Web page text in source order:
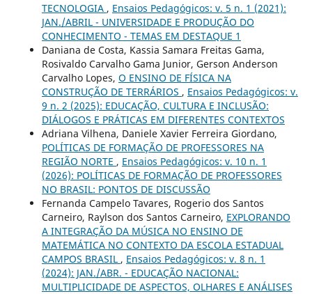
TECNOLOGIA , Ensaios Pedagógicos: v. 5 n. 1 (2021):
JAN./ABRIL - UNIVERSIDADE E PRODUÇÃO DO
CONHECIMENTO - TEMAS EM DESTAQUE 1
Daniana de Costa, Kassia Samara Freitas Gama,
Rosivaldo Carvalho Gama Junior, Gerson Anderson
Carvalho Lopes, O ENSINO DE FÍSICA NA
CONSTRUÇÃO DE TERRÁRIOS , Ensaios Pedagógicos: v.
9 n. 2 (2025): EDUCAÇÃO, CULTURA E INCLUSÃO:
DIÁLOGOS E PRÁTICAS EM DIFERENTES CONTEXTOS
Adriana Vilhena, Daniele Xavier Ferreira Giordano,
POLÍTICAS DE FORMAÇÃO DE PROFESSORES NA
REGIÃO NORTE , Ensaios Pedagógicos: v. 10 n. 1
(2026): POLÍTICAS DE FORMAÇÃO DE PROFESSORES
NO BRASIL: PONTOS DE DISCUSSÃO
Fernanda Campelo Tavares, Rogerio dos Santos
Carneiro, Raylson dos Santos Carneiro, EXPLORANDO
A INTEGRAÇÃO DA MÚSICA NO ENSINO DE
MATEMÁTICA NO CONTEXTO DA ESCOLA ESTADUAL
CAMPOS BRASIL , Ensaios Pedagógicos: v. 8 n. 1
(2024): JAN./ABR. - EDUCAÇÃO NACIONAL:
MULTIPLICIDADE DE ASPECTOS, OLHARES E ANÁLISES